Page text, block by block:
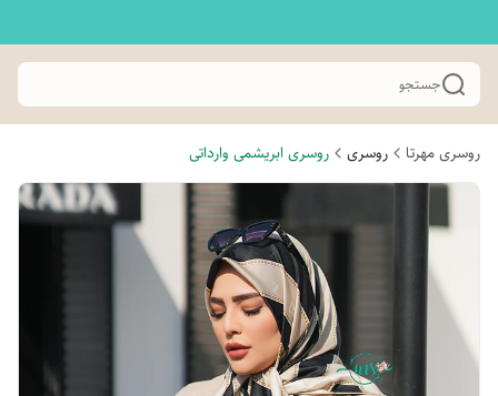
جستجو
روسری مهرتا روسری روسری ابریشمی وارداتی